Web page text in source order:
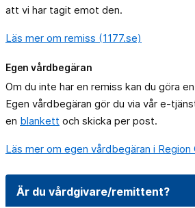
att vi har tagit emot den.
Läs mer om remiss (1177.se)
Egen vårdbegäran
Om du inte har en remiss kan du göra
Egen vårdbegäran gör du via vår e-
en blankett och skicka per post.
Läs mer om egen vårdbegäran i Region
Är du vårdgivare/remittent?